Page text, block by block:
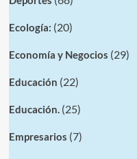
Ecología: (20)
Economía y Negocios (29)
Educación (22)
Educación.(25)
Empresarios (7)